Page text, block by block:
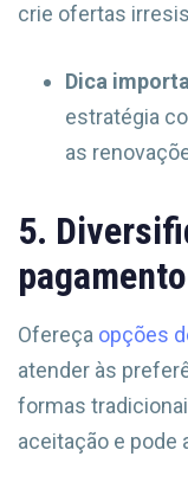
crie ofertas
Dica
estratégia
as
5.
Ofereça opções
atender às
formas
aceitação e pode